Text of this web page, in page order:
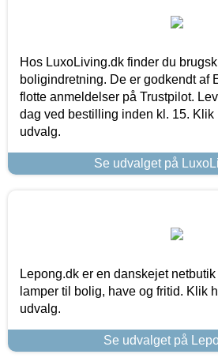
Hos LuxoLiving.dk finder du
boligindretning. De er godkendt af
flotte anmeldelser på Trustpilot.
dag ved bestilling inden kl. 15. Klik
udvalg.
Se udvalget på
Lepong.dk er en danskejet
lamper til bolig, have og fritid. Klik
udvalg.
Se udvalget på